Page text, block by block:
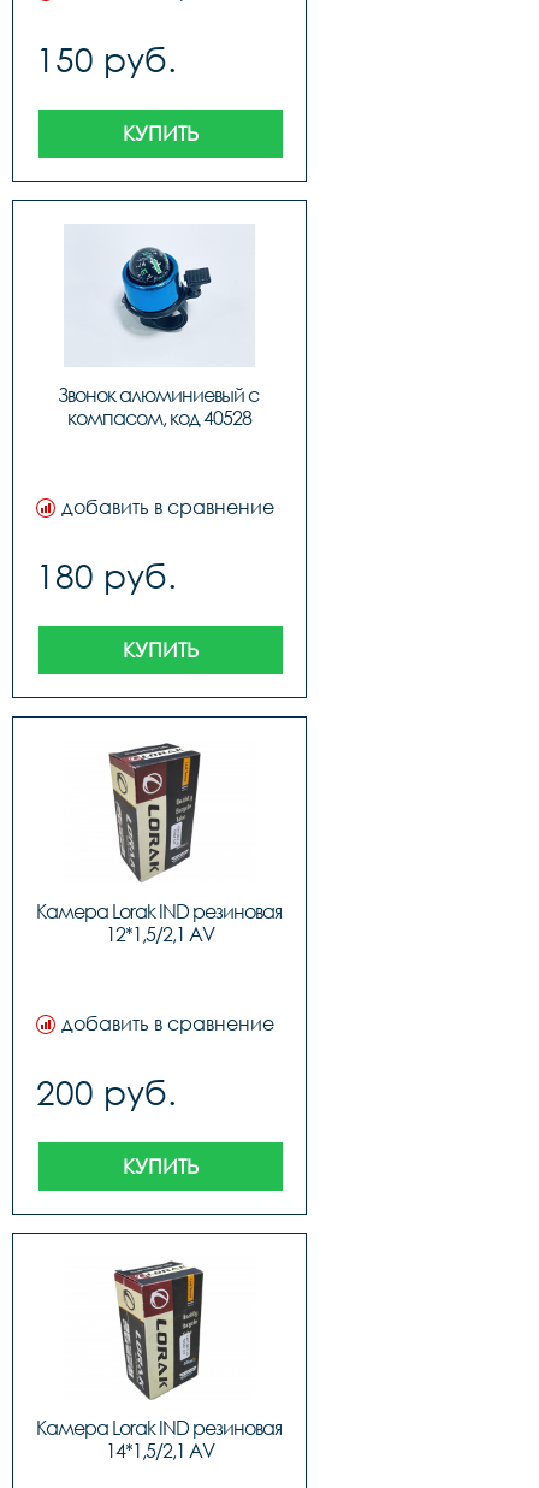
150 руб.
КУПИТЬ
Звонок алюминиевый с
компасом, код 40528
добавить в сравнение
180 руб.
КУПИТЬ
Камера Lorak IND резиновая
12*1,5/2,1 AV
добавить в сравнение
200 руб.
КУПИТЬ
Камера Lorak IND резиновая
14*1,5/2,1 AV